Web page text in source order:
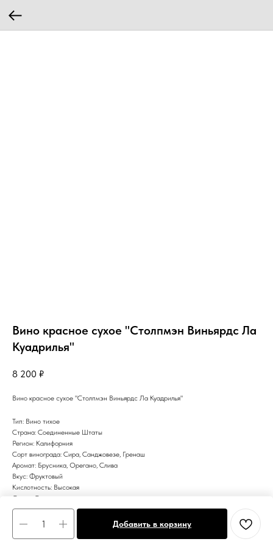
Вино красное сухое "Столпмэн Виньярдс Ла
Куадрилья"
8 200 ₽
Добавить в корзину
Вино красное сухое "Столпмэн Виньярдс Ла Куадрилья"
Тип: Вино тихое
Страна: Соединенные Штаты
Регион: Калифорния
Сорт винограда: Сира, Санджовезе, Гренаш
Аромат: Брусника, Орегано, Слива
Вкус: Фруктовый
Кислотность: Высокая
Сахар: Сухое
Цвет: Красное